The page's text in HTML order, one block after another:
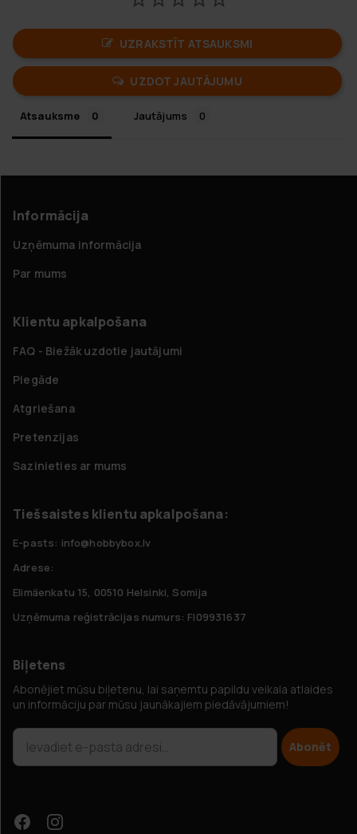
UZRAKSTĪT ATSAUKSMI
UZDOT JAUTĀJUMU
Atsauksme Jautājums
Informācija
Uzņēmuma informācija
Par mums
Klientu apkalpošana
FAQ - Biežāk uzdotie jautājumi
Piegāde
Atgriešana
Pretenzijas
Sazinieties ar mums
Tiešsaistes klientu apkalpošana:
E-pasts: info@hobbybox.lv
Adrese:
Elimäenkatu 15, 00510 Helsinki, Somija
Uzņēmuma reģistrācijas numurs: FI09931637
Biļetens
Abonējiet mūsu biļetenu, lai saņemtu papildu veikala atlaides
un informāciju par mūsu jaunākajiem piedāvājumiem!
Abonēt